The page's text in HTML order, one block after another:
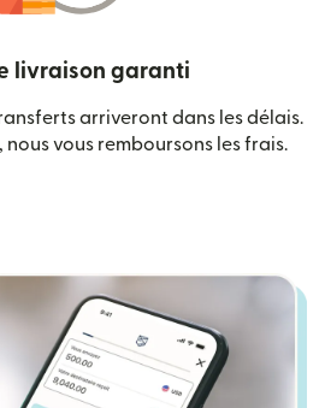
livraison garanti
arriveront dans les délais.
nous vous remboursons les frais.